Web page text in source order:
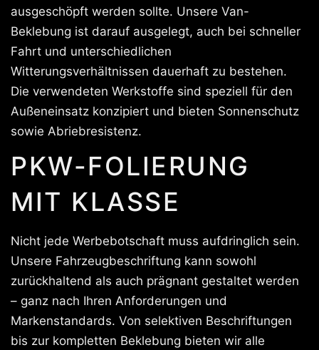
ausgeschöpft werden sollte. Unsere Van-
Beklebung ist darauf ausgelegt, auch bei schneller
Fahrt und unterschiedlichen
Witterungsverhältnissen dauerhaft zu bestehen.
Die verwendeten Werkstoffe sind speziell für den
Außeneinsatz konzipiert und bieten Sonnenschutz
sowie Abriebresistenz.
PKW-FOLIERUNG
MIT KLASSE
Nicht jede Werbebotschaft muss aufdringlich sein.
Unsere Fahrzeugbeschriftung kann sowohl
zurückhaltend als auch prägnant gestaltet werden
– ganz nach Ihren Anforderungen und
Markenstandards. Von selektiven Beschriftungen
bis zur kompletten Beklebung bieten wir alle